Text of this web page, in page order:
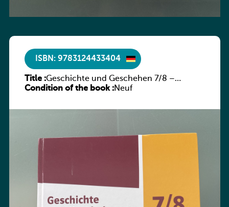
ISBN: 9783124433404
Title :Geschichte und Geschehen 7/8 –
Rheinland-Pfalz
Condition of the book :Neuf